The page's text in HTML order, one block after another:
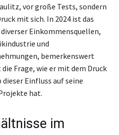
vor große Tests, sondern
mit sich. In 2024 ist das
Einkommensquellen,
und
bemerkenswert
Frage, wie er mit dem Druck
Einfluss auf seine
hat.
im